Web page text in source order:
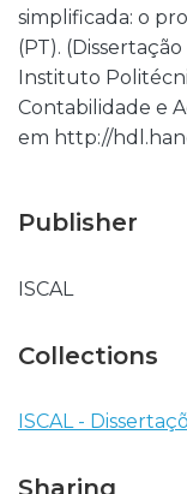
simplificada: o
(PT).
Instituto
Contabilidade e
em http://
Publisher
ISCAL
Collections
ISCAL -
Sharing